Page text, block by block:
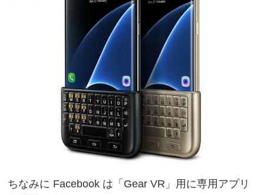
ちなみに Facebook は「Gear VR」用に専用アプリ